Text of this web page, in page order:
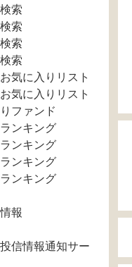
索
索
索
索
気に入りリスト
気に入りリスト
ファンド
ンキング
ンキング
ンキング
ンキング
報
信情報通知サー